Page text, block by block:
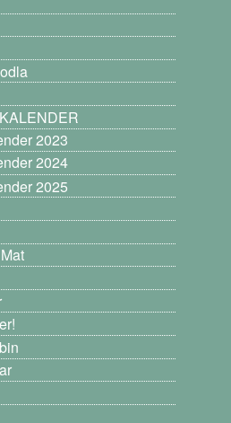
2023
2024
2025